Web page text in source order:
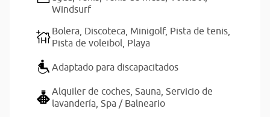
Windsurf
Bolera, Discoteca, Minigolf, Pista de tenis,
Pista de voleibol, Playa
Adaptado para discapacitados
Alquiler de coches, Sauna, Servicio de
lavandería, Spa / Balneario